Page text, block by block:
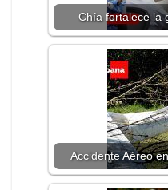
Chía fortalece la
Accidente Aéreo